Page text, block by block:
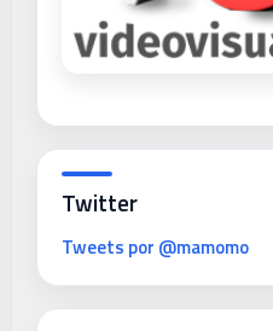
Twitter
Tweets por @mamomo